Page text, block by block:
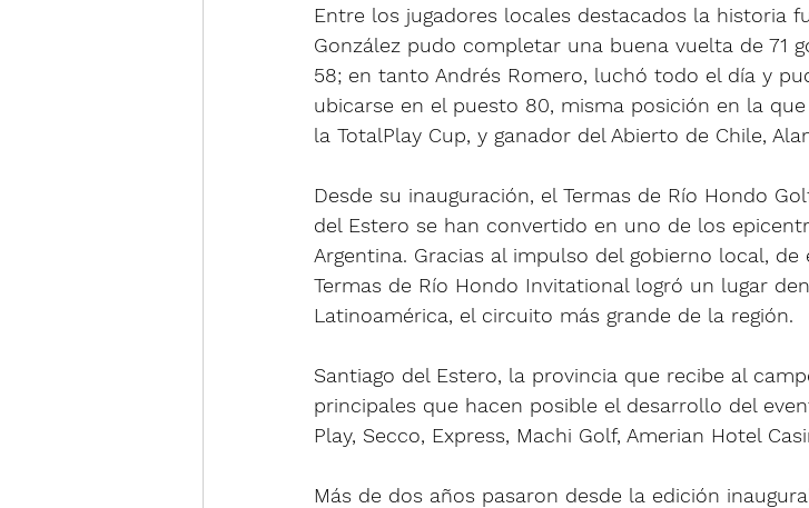
Entre los jugadores locales destacados la historia
González pudo completar una buena vuelta de 71
58; en tanto Andrés Romero, luchó todo el día y
ubicarse en el puesto 80, misma posición en la
la TotalPlay Cup, y ganador del Abierto de Chile,
Desde su inauguración, el Termas de Río Hondo
del Estero se han convertido en uno de los
Argentina. Gracias al impulso del gobierno local,
Termas de Río Hondo Invitational logró un lugar
Latinoamérica, el circuito más grande de la región.
Santiago del Estero, la provincia que recibe al
principales que hacen posible el desarrollo del
Play, Secco, Express, Machi Golf, Amerian Hotel
Más de dos años pasaron desde la edición